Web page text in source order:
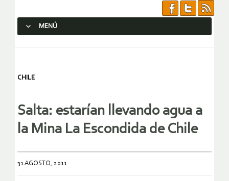
MENÚ
CHILE
Salta: estarían llevando agua a
la Mina La Escondida de Chile
31 AGOSTO, 2011